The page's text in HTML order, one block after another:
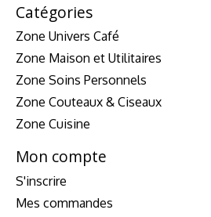
Catégories
Zone Univers Café
Zone Maison et Utilitaires
Zone Soins Personnels
Zone Couteaux & Ciseaux
Zone Cuisine
Mon compte
S'inscrire
Mes commandes